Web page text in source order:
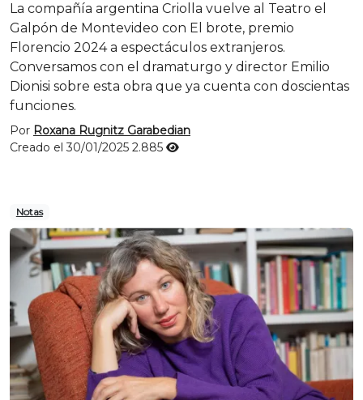
La compañía argentina Criolla vuelve al Teatro el
Galpón de Montevideo con El brote, premio
Florencio 2024 a espectáculos extranjeros.
Conversamos con el dramaturgo y director Emilio
Dionisi sobre esta obra que ya cuenta con doscientas
funciones.
Por Roxana Rugnitz Garabedian
Creado el 30/01/2025 2.885
Notas